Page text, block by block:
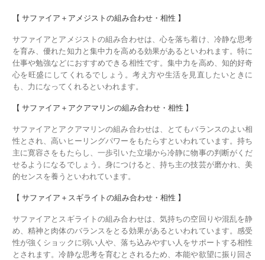
【 サファイア＋アメジストの組み合わせ・相性 】
サファイアとアメジストの組み合わせは、心を落ち着け、冷静な思考
を育み、優れた知力と集中力を高める効果があるといわれます。特に
仕事や勉強などにおすすめできる相性です。集中力を高め、知的好奇
心を旺盛にしてくれるでしょう。考え方や生活を見直したいときに
も、力になってくれるといわれます。
【 サファイア＋アクアマリンの組み合わせ・相性 】
サファイアとアクアマリンの組み合わせは、とてもバランスのよい相
性とされ、高いヒーリングパワーをもたらすといわれています。持ち
主に寛容さをもたらし、一歩引いた立場から冷静に物事の判断がくだ
せるようになるでしょう。身につけると、持ち主の技芸が磨かれ、美
的センスを養うといわれています。
【 サファイア＋スギライトの組み合わせ・相性 】
サファイアとスギライトの組み合わせは、気持ちの空回りや混乱を静
め、精神と肉体のバランスをとる効果があるといわれています。感受
性が強くショックに弱い人や、落ち込みやすい人をサポートする相性
とされます。冷静な思考を育むとされるため、本能や欲望に振り回さ